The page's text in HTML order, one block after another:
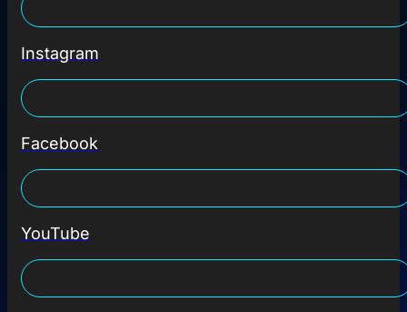
Instagram
Facebook
YouTube